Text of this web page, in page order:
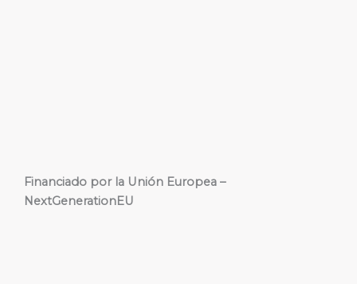
Financiado por la Unión Europea –
NextGenerationEU